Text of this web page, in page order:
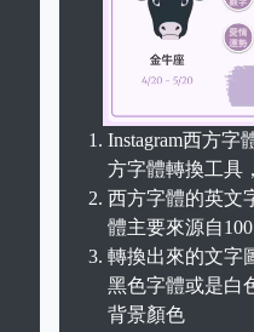
Instagram西方
方字體轉換工具
西方字體的英文
體主要來源自
轉換出來的文字
黑色字體或是白
背景顏色